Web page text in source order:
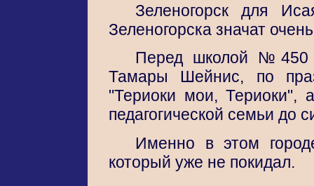
Зеленогорск для
Зеленогорска значат
Перед школой №450
Тамары Шейнис, по
"Териоки мои, Териоки",
педагогической семьи до
Именно в этом
который уже не покидал.